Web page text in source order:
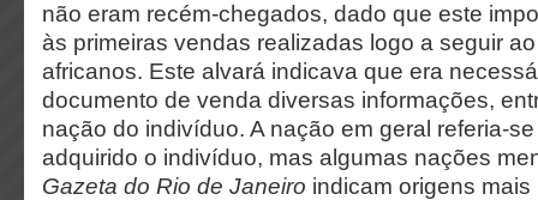
não eram recém-chegados, dado que este
às primeiras vendas realizadas logo a seguir
africanos. Este alvará indicava que era
documento de venda diversas informações,
nação do indivíduo. A nação em geral referia-
adquirido o indivíduo, mas algumas nações
Gazeta do Rio de Janeiro indicam origens mais